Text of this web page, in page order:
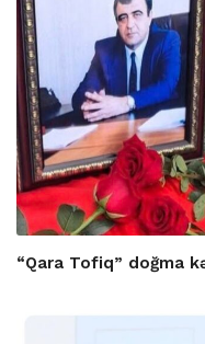
“Qara Tofiq” doğma